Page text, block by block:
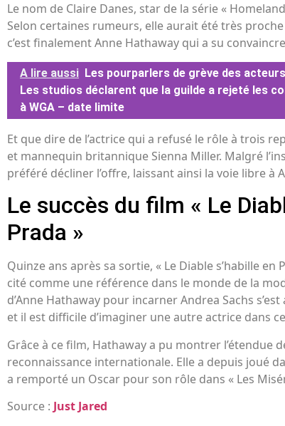
Le nom de Claire Danes, star de la série «
Selon certaines rumeurs, elle aurait été très
c’est finalement Anne Hathaway qui a su
A lire aussi Les pourparlers de grève des
Les studios déclarent que la guilde a rejeté les
à WGA – date limite
Et que dire de l’actrice qui a refusé le rôle à trois
et mannequin britannique Sienna Miller. Malgré
préféré décliner l’offre, laissant ainsi la voie libre à
Le succès du film « Le
Prada »
Quinze ans après sa sortie, « Le Diable s’habille
cité comme une référence dans le monde de la
d’Anne Hathaway pour incarner Andrea Sachs
et il est difficile d’imaginer une autre actrice dans
Grâce à ce film, Hathaway a pu montrer l’étendue
reconnaissance internationale. Elle a depuis joué
a remporté un Oscar pour son rôle dans « Les
Source : Just Jared